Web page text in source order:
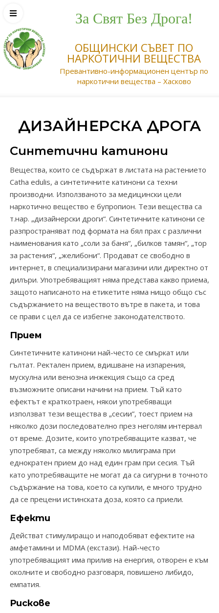
За Свят Без Дрога!
ОБЩИНСКИ СЪВЕТ ПО
НАРКОТИЧНИ ВЕЩЕСТВА
Превантивно-информационен център по
наркотични вещества – Хасково
ДИЗАЙНЕРСКА ДРОГА
Синтетични катинони
Вещества, които се съдържат в листата на растението
Catha edulis, а синтетичните катинони са техни
производни. Използваното за медицински цели
наркотично вещество е бупропион. Тези вещества са
т.нар. „дизайнерски дроги“. Синтетичните катинони се
разпространяват под формата на бял прах с различни
наименования като „соли за баня“, „билков тамян“, „тор
за растения“, „желибони“. Продават се свободно в
интернет, в специализирани магазини или директно от
дилъри. Употребяващият няма представа какво приема,
защото написаното на етикетите няма нищо общо със
съдържанието на веществото вътре в пакета, и това
се прави с цел да се избегне законодателството.
Прием
Синтетичните катинони най-често се смъркат или
гълтат. Ректален прием, вдишване на изпарения,
мускулна или венозна инжекция също са сред
възможните описани начини на прием. Тъй като
ефектът е краткотраен, някои употребяващи
използват тези вещества в „сесии”, тоест прием на
няколко дози последователно през неголям интервал
от време. Дозите, които употребяващите казват, че
употребяват, са между няколко милиграма при
еднократен прием до над един грам при сесия. Тъй
като употребяващите не могат да са сигурни в точното
съдържание на това, което са купили, е много трудно
да се прецени истинската доза, която са приели.
Ефекти
Действат стимулиращо и наподобяват ефектите на
амфетамини и MDMA (екстази). Най-често
употребяващият има прилив на енергия, отворен е към
околните и свободно разговаря, повишено либидо,
емпатия.
Рискове